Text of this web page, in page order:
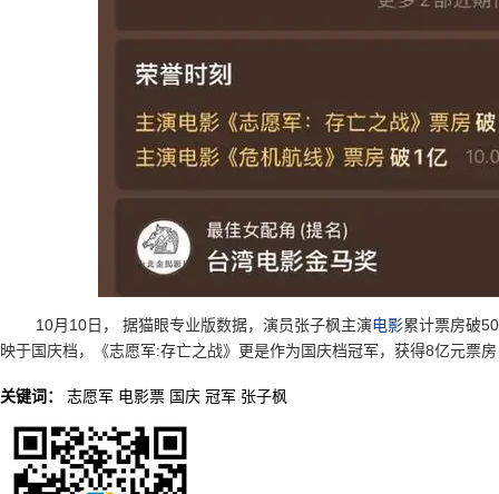
10月10日， 据猫眼专业版数据，演员张子枫主演电影累计票房破
映于国庆档，《志愿军:存亡之战》更是作为国庆档冠军，获得8亿元票房
关键词： 志愿军 电影票 国庆 冠军 张子枫